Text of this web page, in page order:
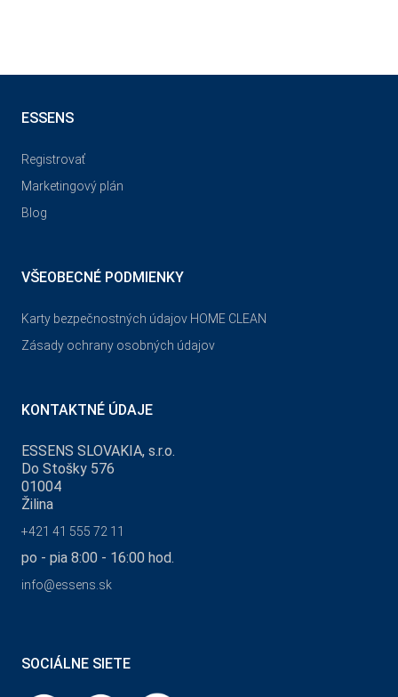
ESSENS
Registrovať
Marketingový plán
Blog
VŠEOBECNÉ PODMIENKY
Karty bezpečnostných údajov HOME CLEAN
Zásady ochrany osobných údajov
KONTAKTNÉ ÚDAJE
ESSENS SLOVAKIA, s.r.o.
Do Stošky 576
01004
Žilina
+421 41 555 72 11
po - pia 8:00 - 16:00 hod.
info@essens.sk
SOCIÁLNE SIETE